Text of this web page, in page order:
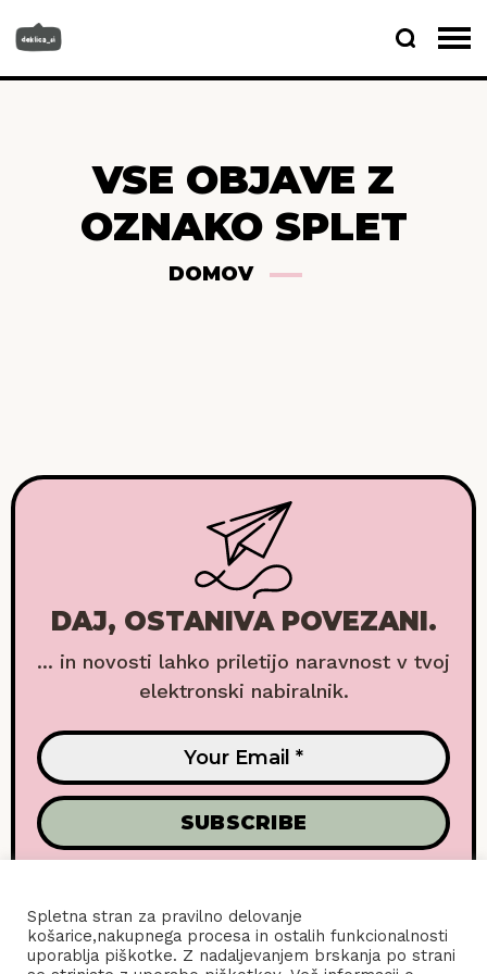
VSE OBJAVE Z
OZNAKO SPLET
DOMOV
DAJ, OSTANIVA POVEZANI.
... in novosti lahko priletijo naravnost v tvoj
elektronski nabiralnik.
Spletna stran za pravilno delovanje
košarice,nakupnega procesa in ostalih funkcionalnosti
uporablja piškotke. Z nadaljevanjem brskanja po strani